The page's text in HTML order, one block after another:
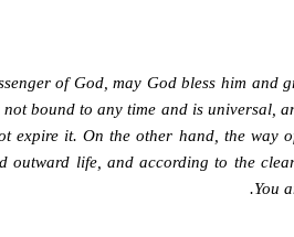
of God, may God bless him and
not bound to any time and is universal,
expire it. On the other hand, the way
outward life, and according to the